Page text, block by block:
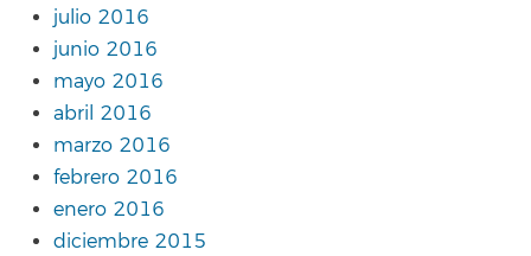
julio 2016
junio 2016
mayo 2016
abril 2016
marzo 2016
febrero 2016
enero 2016
diciembre 2015